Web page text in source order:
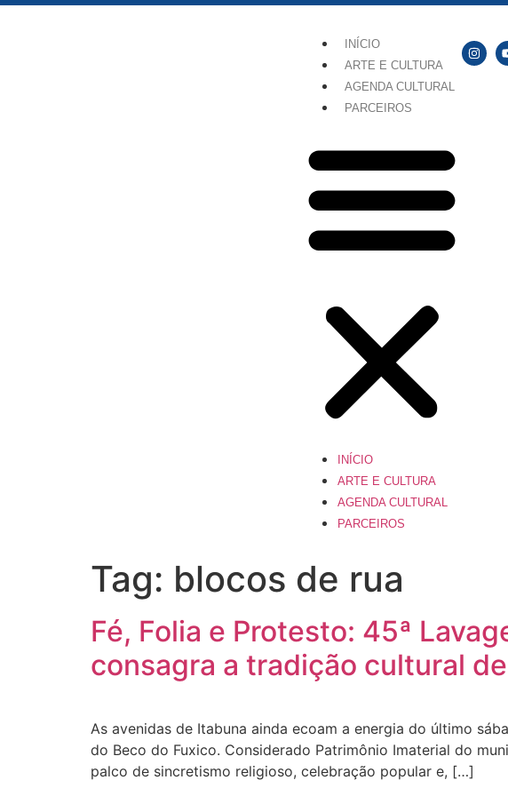
INÍCIO
ARTE E CULTURA
AGENDA CULTURAL
PARCEIROS
INÍCIO
ARTE E CULTURA
AGENDA CULTURAL
PARCEIROS
Tag: blocos de rua
Fé, Folia e Protesto: 45ª
consagra a tradição cultural
As avenidas de Itabuna ainda ecoam a energia do último
do Beco do Fuxico. Considerado Patrimônio Imaterial do
palco de sincretismo religioso, celebração popular e, […]